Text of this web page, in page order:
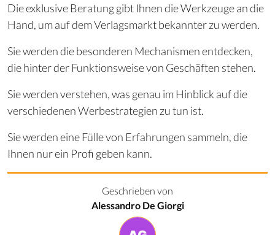
Die exklusive Beratung gibt Ihnen die Werkzeuge an die
Hand, um auf dem Verlagsmarkt bekannter zu werden.
Sie werden die besonderen Mechanismen entdecken,
die hinter der Funktionsweise von Geschäften stehen.
Sie werden verstehen, was genau im Hinblick auf die
verschiedenen Werbestrategien zu tun ist.
Sie werden eine Fülle von Erfahrungen sammeln, die
Ihnen nur ein Profi geben kann.
Geschrieben von
Alessandro De Giorgi